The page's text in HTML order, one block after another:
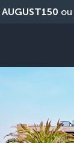
AUGUST150 ou